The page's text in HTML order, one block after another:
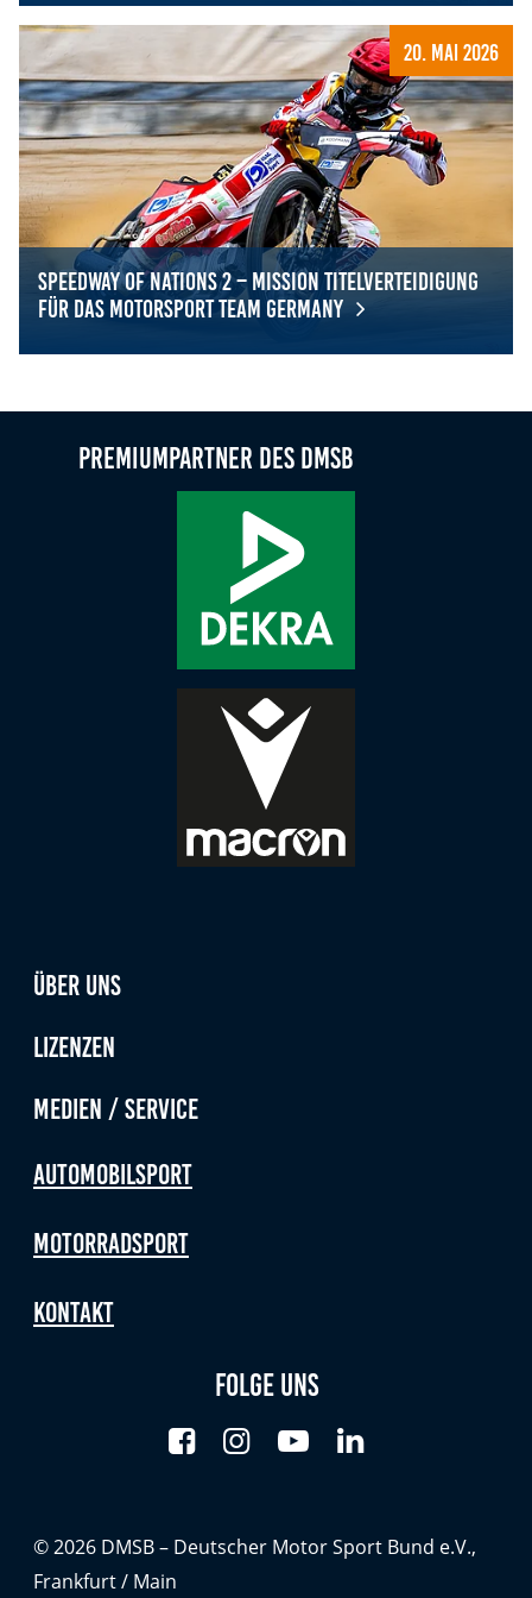
Bronze für Deutschland beim Speedway of Nations 2
20. Mai 2026
Speedway of Nations 2 – Mission Titelverteidigung
für das Motorsport Team Germany
Premiumpartner des DMSB
Über uns
Lizenzen
Medien / Service
Automobilsport
Motorradsport
Kontakt
Folge uns
© 2026 DMSB – Deutscher Motor Sport Bund e.V.,
Frankfurt / Main